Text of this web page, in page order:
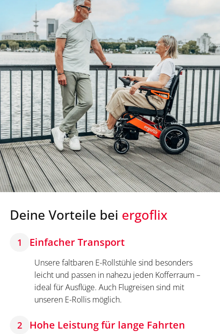
Deine Vorteile bei ergoflix
1 Einfacher Transport
Unsere faltbaren E-Rollstühle sind besonders
leicht und passen in nahezu jeden Kofferraum –
ideal für Ausflüge. Auch Flugreisen sind mit
unseren E-Rollis möglich.
2 Hohe Leistung für lange Fahrten